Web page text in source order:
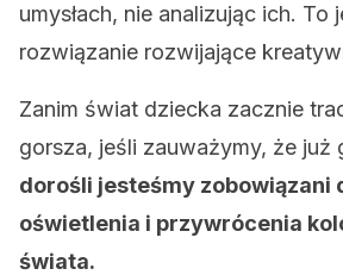
umysłach, nie analizując ich. To
rozwiązanie rozwijające
Zanim świat dziecka zacznie
gorsza, jeśli zauważymy, że już
dorośli jesteśmy zobowiązani
oświetlenia i przywrócenia
świata.